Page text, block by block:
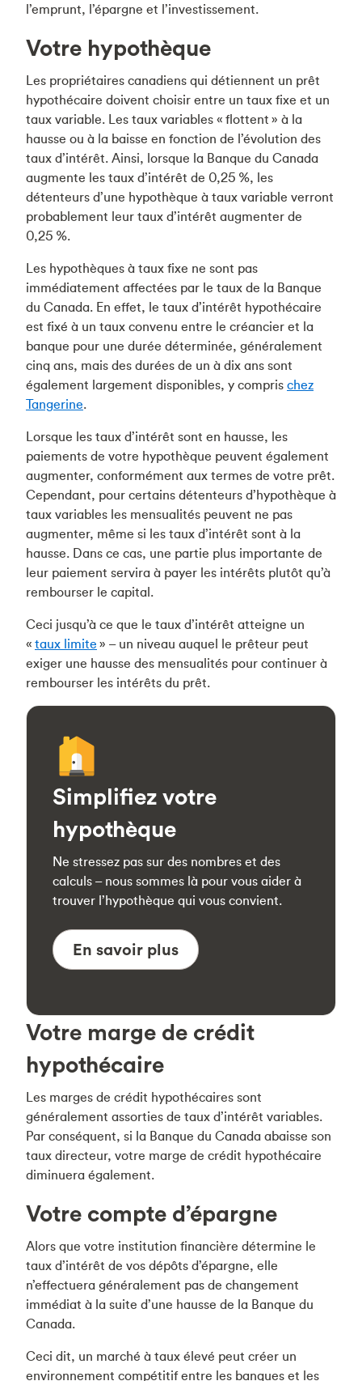
l’emprunt, l’épargne et l’investissement.
Votre hypothèque
Les propriétaires canadiens qui détiennent un prêt
hypothécaire doivent choisir entre un taux fixe et un
taux variable. Les taux variables « flottent » à la
hausse ou à la baisse en fonction de l’évolution des
taux d’intérêt. Ainsi, lorsque la Banque du Canada
augmente les taux d’intérêt de 0,25 %, les
détenteurs d’une hypothèque à taux variable verront
probablement leur taux d’intérêt augmenter de
0,25 %.
Les hypothèques à taux fixe ne sont pas
immédiatement affectées par le taux de la Banque
du Canada. En effet, le taux d’intérêt hypothécaire
est fixé à un taux convenu entre le créancier et la
banque pour une durée déterminée, généralement
cinq ans, mais des durées de un à dix ans sont
également largement disponibles, y compris chez
Tangerine.
Lorsque les taux d’intérêt sont en hausse, les
paiements de votre hypothèque peuvent également
augmenter, conformément aux termes de votre prêt.
Cependant, pour certains détenteurs d’hypothèque à
taux variables les mensualités peuvent ne pas
augmenter, même si les taux d’intérêt sont à la
hausse. Dans ce cas, une partie plus importante de
leur paiement servira à payer les intérêts plutôt qu’à
rembourser le capital.
Ceci jusqu’à ce que le taux d’intérêt atteigne un
« taux limite » – un niveau auquel le prêteur peut
exiger une hausse des mensualités pour continuer à
rembourser les intérêts du prêt.
Simplifiez votre
hypothèque
Ne stressez pas sur des nombres et des
calculs – nous sommes là pour vous aider à
trouver l’hypothèque qui vous convient.
En savoir plus
Votre marge de crédit
hypothécaire
Les marges de crédit hypothécaires sont
généralement assorties de taux d’intérêt variables.
Par conséquent, si la Banque du Canada abaisse son
taux directeur, votre marge de crédit hypothécaire
diminuera également.
Votre compte d’épargne
Alors que votre institution financière détermine le
taux d’intérêt de vos dépôts d’épargne, elle
n’effectuera généralement pas de changement
immédiat à la suite d’une hausse de la Banque du
Canada.
Ceci dit, un marché à taux élevé peut créer un
environnement compétitif entre les banques et les